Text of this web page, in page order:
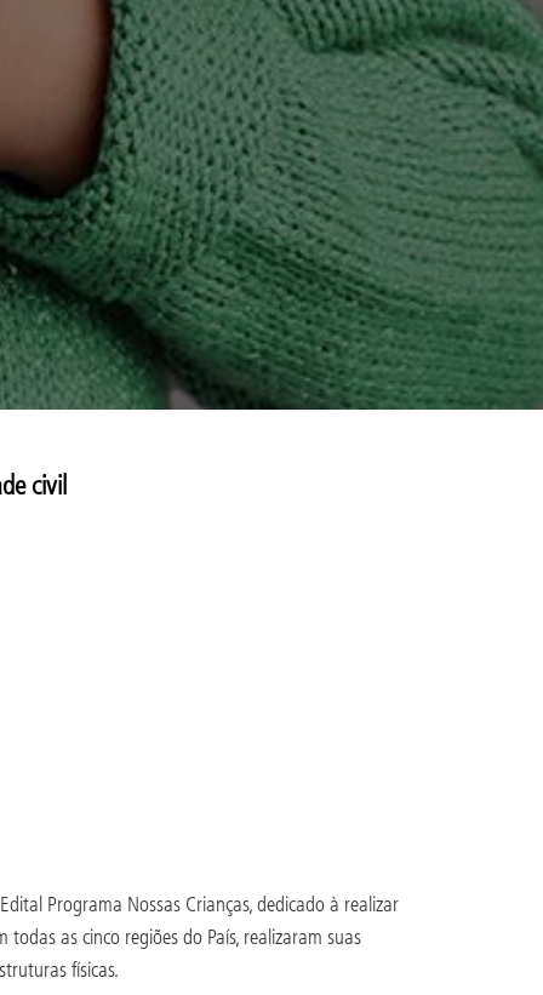
civil
Programa Nossas Crianças, dedicado à realizar
as cinco regiões do País, realizaram suas
físicas.